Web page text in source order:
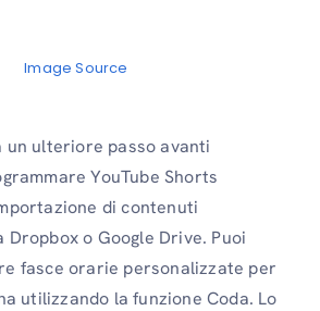
Image Source
un ulteriore passo avanti
YouTube Shorts
di contenuti
o Google Drive. Puoi
fasce orarie personalizzate per
utilizzando la funzione Coda. Lo